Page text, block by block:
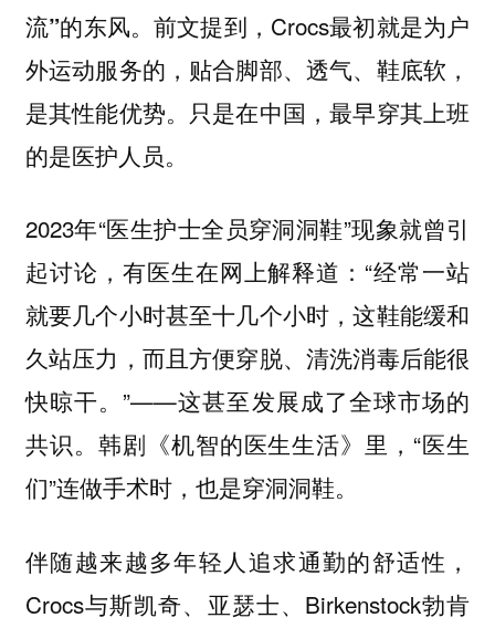
流”的东风。前文提到，Crocs最初就是为户
外运动服务的，贴合脚部、透气、鞋底软，
是其性能优势。只是在中国，最早穿其上班
的是医护人员。
2023年“医生护士全员穿洞洞鞋”现象就曾引
起讨论，有医生在网上解释道：“经常一站
就要几个小时甚至十几个小时，这鞋能缓和
久站压力，而且方便穿脱、清洗消毒后能很
快晾干。”——这甚至发展成了全球市场的
共识。韩剧《机智的医生生活》里，“医生
们”连做手术时，也是穿洞洞鞋。
伴随越来越多年轻人追求通勤的舒适性，
Crocs与斯凯奇、亚瑟士、Birkenstock勃肯